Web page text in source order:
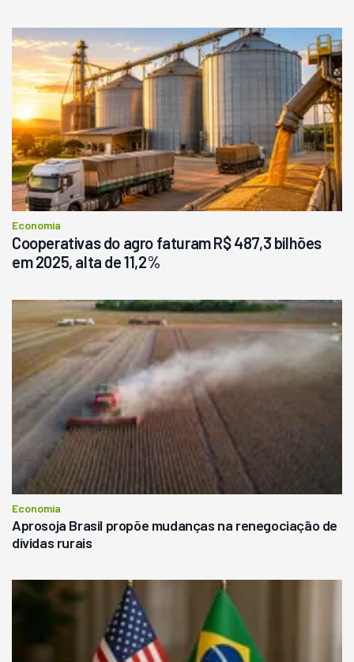
Economia
Cooperativas do agro faturam R$ 487,3 bilhões
em 2025, alta de 11,2%
Economia
Aprosoja Brasil propõe mudanças na renegociação de
dívidas rurais